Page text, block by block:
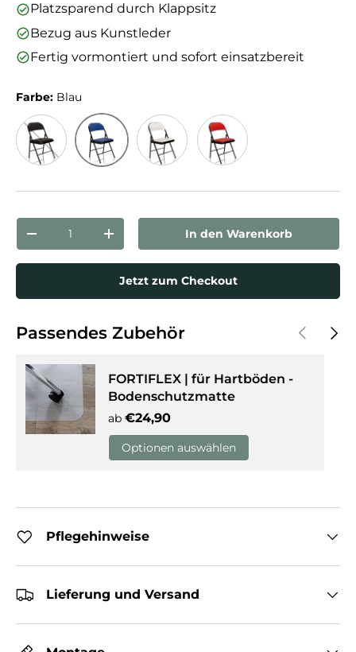
Platzsparend durch Klappsitz
Bezug aus Kunstleder
Fertig vormontiert und sofort einsatzbereit
Farbe: Blau
Blau
Anzahl
Menge verringernMenge erhöhenIn den Warenkorb
Jetzt zum Checkout
Passendes Zubehör Vorherige
FORTIFLEX | für Hartböden -
Bodenschutzmatte
ab Normaler Preis
€24,90
Optionen auswählen
Pflegehinweise
Lieferung und Versand